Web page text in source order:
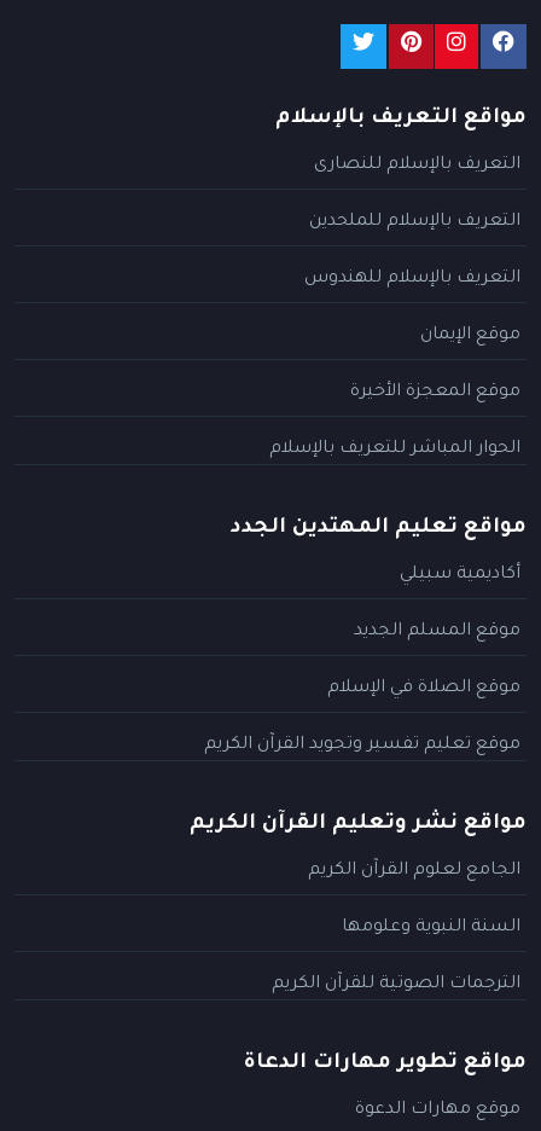
مواقع التعريف بالإسلام
التعريف بالإسلام للنصارى
التعريف بالإسلام للملحدين
التعريف بالإسلام للهندوس
موقع الإيمان
موقع المعجزة الأخيرة
الحوار المباشر للتعريف بالإسلام
مواقع تعليم المهتدين الجدد
أكاديمية سبيلي
موقع المسلم الجديد
موقع الصلاة في الإسلام
موقع تعليم تفسير وتجويد القرآن الكريم
مواقع نشر وتعليم القرآن الكريم
الجامع لعلوم القرآن الكريم
السنة النبوية وعلومها
الترجمات الصوتية للقرآن الكريم
مواقع تطوير مهارات الدعاة
موقع مهارات الدعوة